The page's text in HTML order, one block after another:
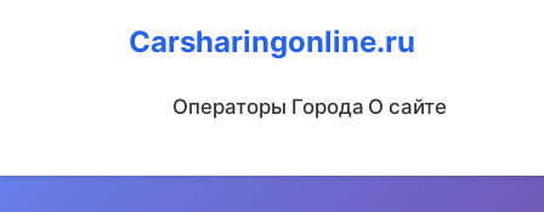
Carsharingonline.ru
Операторы Города О сайте